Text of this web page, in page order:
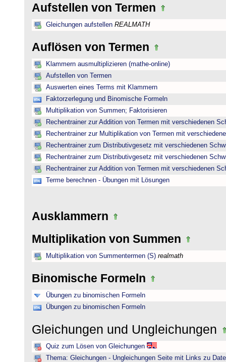
Aufstellen von Termen
Gleichungen aufstellen REALMATH
Auflösen von Termen
Klammern ausmultiplizieren (mathe-online)
Aufstellen von Termen
Auswerten eines Terms mit Klammern
Faktorzerlegung und Binomische Formeln
Multiplikation von Summen; Faktorisieren
Rechentrainer zur Addition von Termen mit verschiedenen
Rechentrainer zur Multiplikation von Termen mit
Rechentrainer zum Distributivgesetz mit verschiedenen
Rechentrainer zum Distributivgesetz mit verschiedenen
Rechentrainer zur Addition von Termen mit verschiedenen
Terme berechnen - Übungen mit Lösungen
Ausklammern
Multiplikation von Summen
Multiplikation von Summentermen (S) realmath
Binomische Formeln
Übungen zu binomischen Formeln
Übungen zu binomischen Formeln
Gleichungen und Ungleichungen
Quiz zum Lösen von Gleichungen
Thema: Gleichungen - Ungleichungen Seite mit Links zu